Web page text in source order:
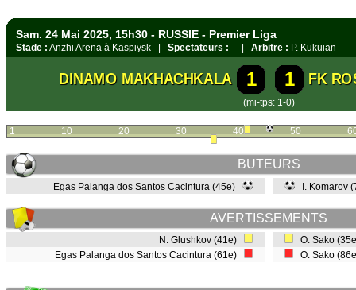
Sam. 24 Mai 2025, 15h30 - RUSSIE - Premier Liga
Stade : Anzhi Arena à Kaspiysk | Spectateurs : - | Arbitre : P. Kukuian
DINAMO MAKHACHKALA 1 1 FK
(mi-tps: 1-0)
1 10 20 30 40 50
BUTEURS
Egas Palanga dos Santos Cacintura (45e) I. Komarov
AVERTISSEMENTS
N. Glushkov (41e)
Egas Palanga dos Santos Cacintura (61e)
O. Sako
O. Sako